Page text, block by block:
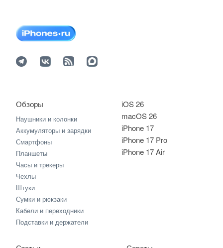
iOS 26
macOS 26
iPhone 17
iPhone 17 Pro
iPhone 17 Air
Обзоры
Наушники и колонки
Аккумуляторы и зарядки
Смартфоны
Планшеты
Часы и трекеры
Чехлы
Штуки
Сумки и рюкзаки
Кабели и переходники
Подставки и держатели